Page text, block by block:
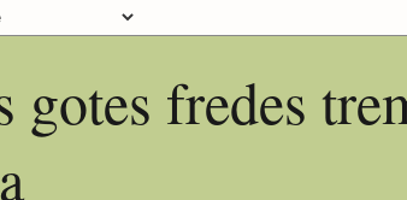
gotes fredes